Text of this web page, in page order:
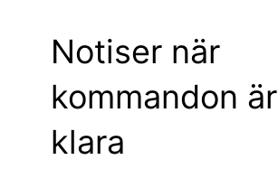
Notiser när
kommandon är
klara